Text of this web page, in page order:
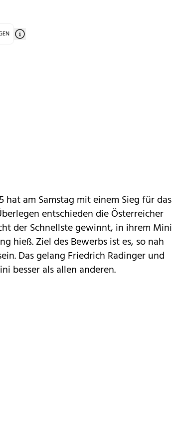
hat am Samstag mit einem Sieg für das
entschieden die Österreicher
der Schnellste gewinnt, in ihrem Mini
hieß. Ziel des Bewerbs ist es, so nah
Das gelang Friedrich Radinger und
besser als allen anderen.